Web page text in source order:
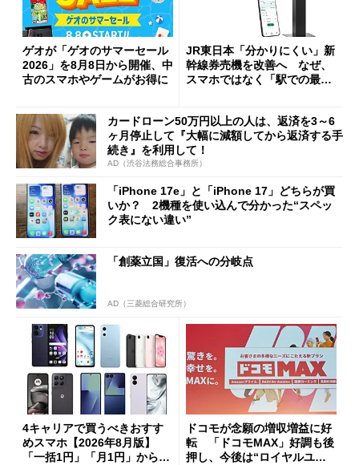
ゲオが「ゲオのサマーセール
2026」を8月8日から開催、中
古のスマホやゲームがお得に
JR東日本「分かりにくい」新
幹線券売機を改善へ なぜ、
スマホではなく「駅での最短
カードローン50万円以上の人は、返済を3～6
ヶ月停止して『大幅に減額してから返済する手
続き』を利用して！
AD（渋谷法務総合事務所）
「iPhone 17e」と「iPhone 17」どちらが買
いか？ 2機種を使い込んで分かった“スペッ
ク表にない違い”
「創薬立国」復活への分岐点
AD（三菱総合研究所）
4キャリアで買うべきおすす
めスマホ【2026年8月版】
「一括1円」「月1円」からお
ドコモが念願の増収増益に好
転 「ドコモMAX」好調も後
押し、今後は“ロイヤルユー